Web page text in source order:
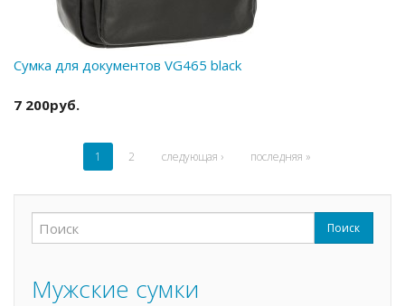
Сумка для документов VG465 black
7 200руб.
1 2 следующая › последняя »
Форма поиска Поиск
Мужские сумки